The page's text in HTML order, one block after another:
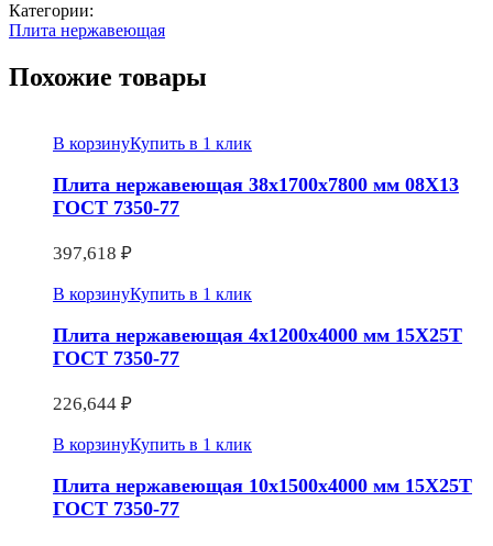
Категории:
Плита нержавеющая
Похожие товары
В корзинуКупить в 1 клик
Плита нержавеющая 38х1700х7800 мм 08Х13
ГОСТ 7350-77
397,618 ₽
В корзинуКупить в 1 клик
Плита нержавеющая 4х1200х4000 мм 15Х25Т
ГОСТ 7350-77
226,644 ₽
В корзинуКупить в 1 клик
Плита нержавеющая 10х1500х4000 мм 15Х25Т
ГОСТ 7350-77